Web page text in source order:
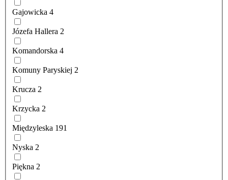
Gajowicka 4
Józefa Hallera 2
Komandorska 4
Komuny Paryskiej 2
Krucza 2
Krzycka 2
Międzyleska 191
Nyska 2
Piękna 2